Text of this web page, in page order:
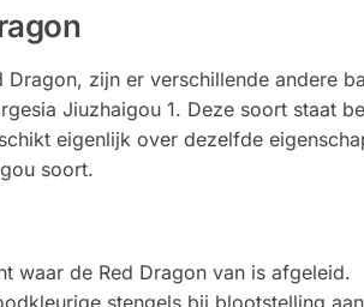
zijn er verschillende andere
Jiuzhaigou 1. Deze soort staat
eigenlijk over dezelfde
soort.
waar de Red Dragon van is afgeleid.
stengels bij blootstelling